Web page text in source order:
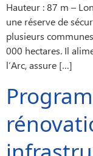
Hauteur : 87 m –
une réserve de
plusieurs
000 hectares. Il
l’Arc, assure […]